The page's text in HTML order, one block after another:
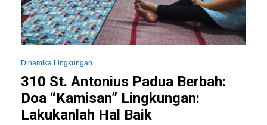
Dinamika Lingkungan
310 St. Antonius Padua Berbah:
Doa “Kamisan” Lingkungan:
Lakukanlah Hal Baik